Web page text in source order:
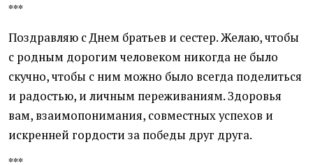
***
Поздравляю с Днем братьев и сестер. Желаю, чтобы
с родным дорогим человеком никогда не было
скучно, чтобы с ним можно было всегда поделиться
и радостью, и личным переживаниям. Здоровья
вам, взаимопонимания, совместных успехов и
искренней гордости за победы друг друга.